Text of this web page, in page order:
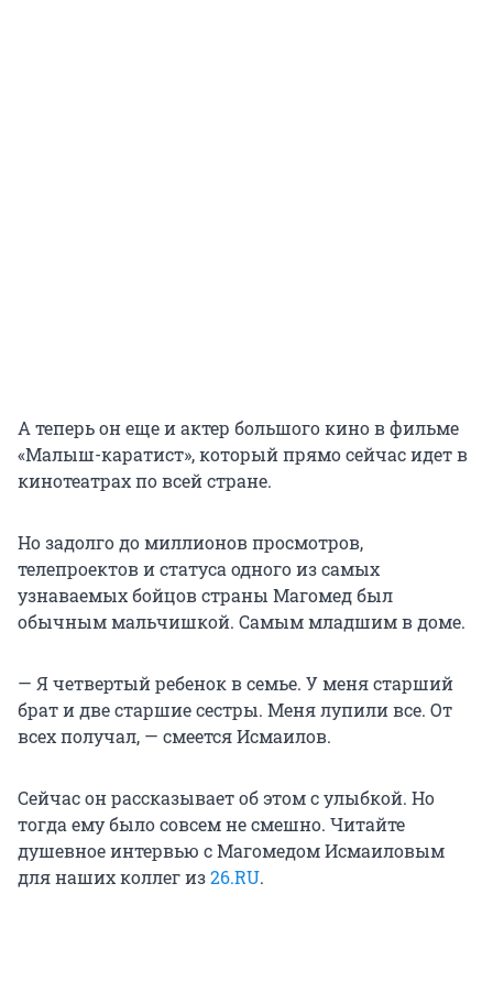
А теперь он еще и актер большого кино в фильме
«Малыш-каратист», который прямо сейчас идет в
кинотеатрах по всей стране.
Но задолго до миллионов просмотров,
телепроектов и статуса одного из самых
узнаваемых бойцов страны Магомед был
обычным мальчишкой. Самым младшим в доме.
— Я четвертый ребенок в семье. У меня старший
брат и две старшие сестры. Меня лупили все. От
всех получал, — смеется Исмаилов.
Сейчас он рассказывает об этом с улыбкой. Но
тогда ему было совсем не смешно. Читайте
душевное интервью с Магомедом Исмаиловым
для наших коллег из26.RU.